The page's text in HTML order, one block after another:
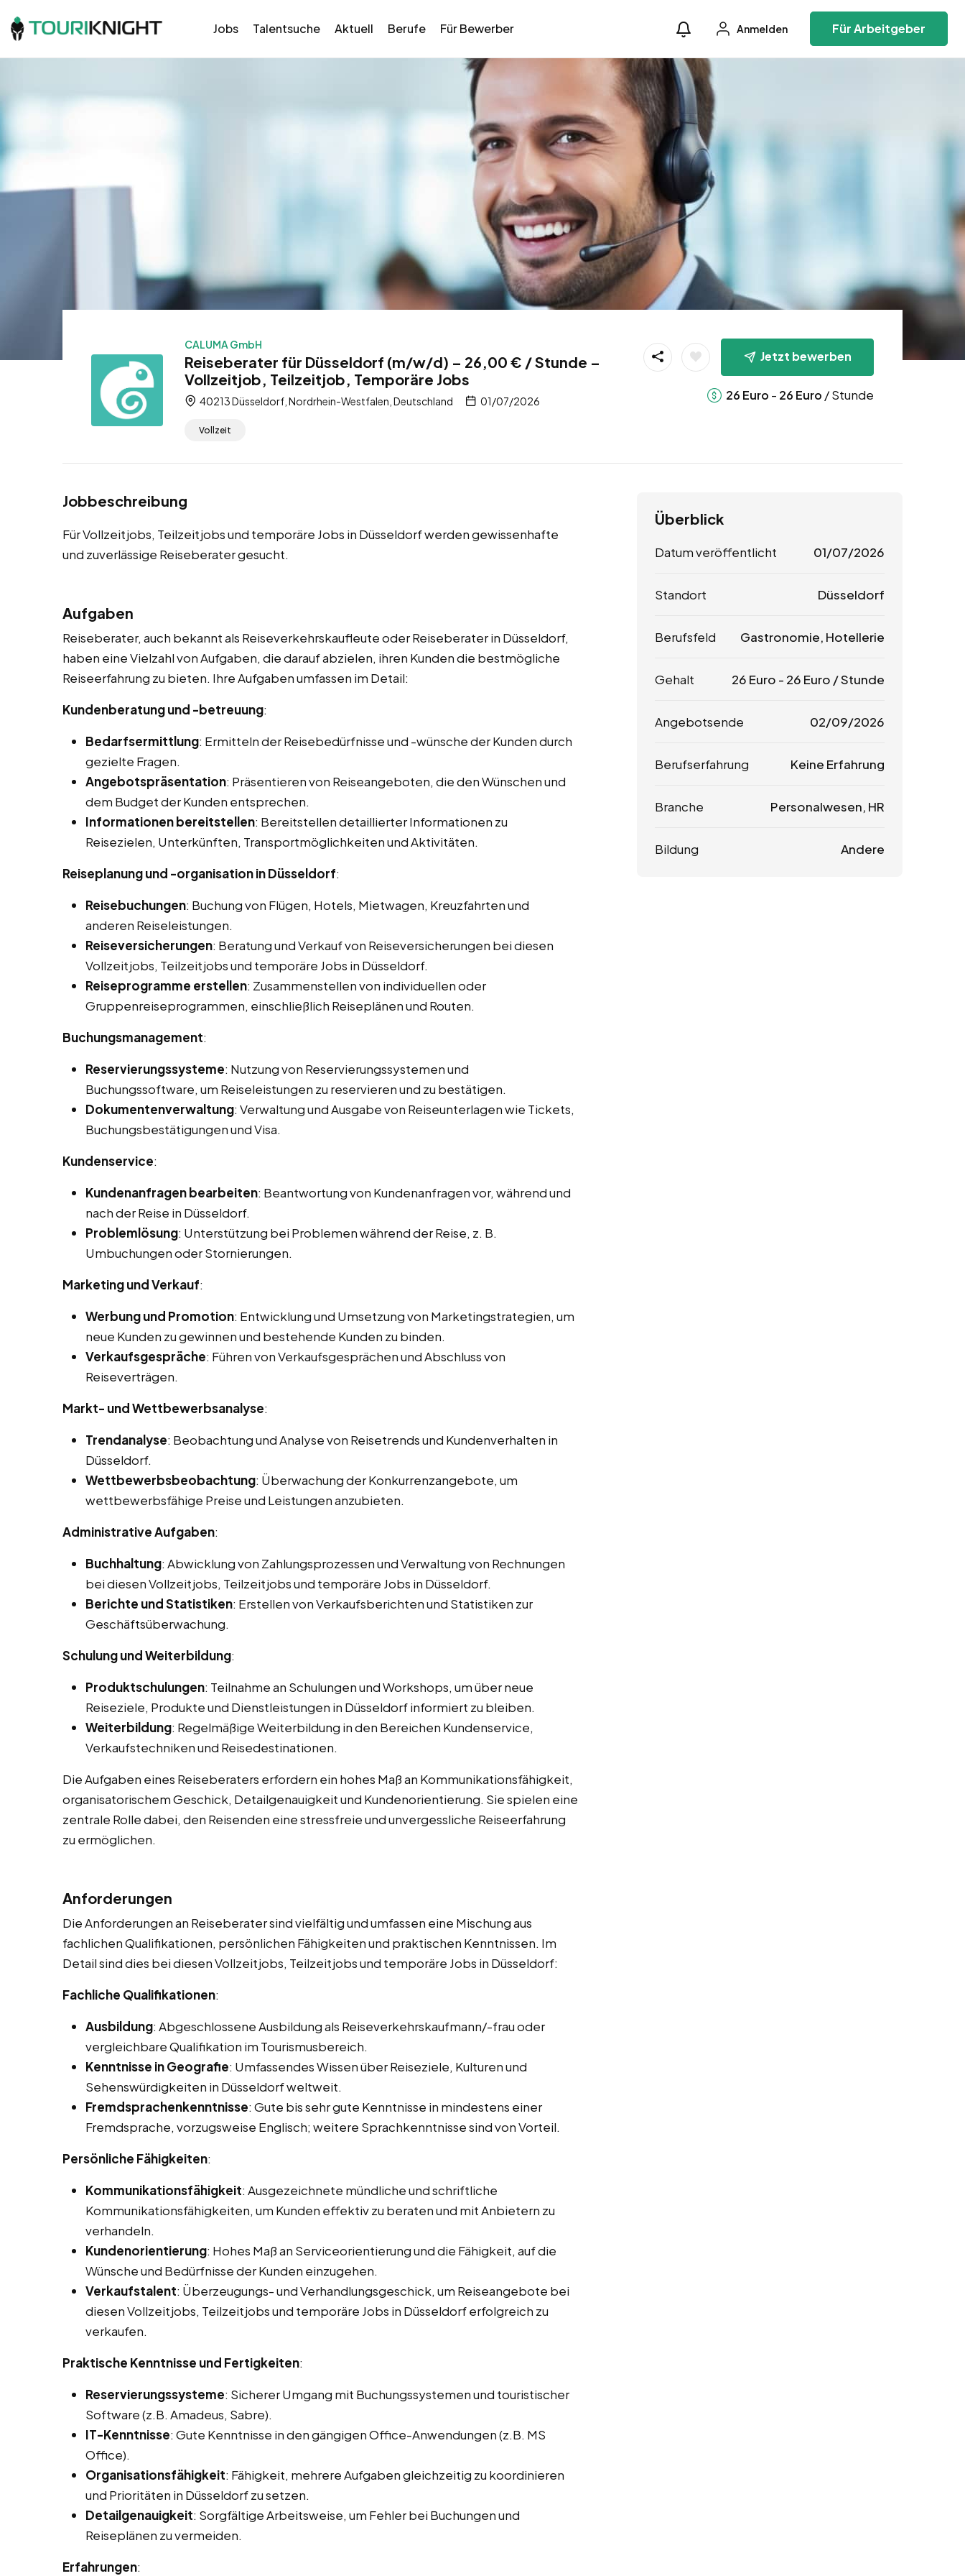
Jobs Talentsuche Aktuell Berufe Für Bewerber Anmelden Für Arbeitgeber
CALUMA GmbH
Reiseberater für Düsseldorf (m/w/d) – 26,00 € / Stunde –
Vollzeitjob, Teilzeitjob, Temporäre Jobs
40213 Düsseldorf, Nordrhein-Westfalen, Deutschland 01/07/2026
Vollzeit
Jetzt bewerben
26 Euro - 26 Euro / Stunde
Jobbeschreibung
Für Vollzeitjobs, Teilzeitjobs und temporäre Jobs in Düsseldorf werden gewissenhafte
und zuverlässige Reiseberater gesucht.
Aufgaben
Reiseberater, auch bekannt als Reiseverkehrskaufleute oder Reiseberater in Düsseldorf,
haben eine Vielzahl von Aufgaben, die darauf abzielen, ihren Kunden die bestmögliche
Reiseerfahrung zu bieten. Ihre Aufgaben umfassen im Detail:
Kundenberatung und -betreuung:
Bedarfsermittlung: Ermitteln der Reisebedürfnisse und -wünsche der Kunden durch
gezielte Fragen.
Angebotspräsentation: Präsentieren von Reiseangeboten, die den Wünschen und
dem Budget der Kunden entsprechen.
Informationen bereitstellen: Bereitstellen detaillierter Informationen zu
Reisezielen, Unterkünften, Transportmöglichkeiten und Aktivitäten.
Reiseplanung und -organisation in Düsseldorf:
Reisebuchungen: Buchung von Flügen, Hotels, Mietwagen, Kreuzfahrten und
anderen Reiseleistungen.
Reiseversicherungen: Beratung und Verkauf von Reiseversicherungen bei diesen
Vollzeitjobs, Teilzeitjobs und temporäre Jobs in Düsseldorf.
Reiseprogramme erstellen: Zusammenstellen von individuellen oder
Gruppenreiseprogrammen, einschließlich Reiseplänen und Routen.
Buchungsmanagement:
Reservierungssysteme: Nutzung von Reservierungssystemen und
Buchungssoftware, um Reiseleistungen zu reservieren und zu bestätigen.
Dokumentenverwaltung: Verwaltung und Ausgabe von Reiseunterlagen wie Tickets,
Buchungsbestätigungen und Visa.
Kundenservice:
Kundenanfragen bearbeiten: Beantwortung von Kundenanfragen vor, während und
nach der Reise in Düsseldorf.
Problemlösung: Unterstützung bei Problemen während der Reise, z. B.
Umbuchungen oder Stornierungen.
Marketing und Verkauf:
Werbung und Promotion: Entwicklung und Umsetzung von Marketingstrategien, um
neue Kunden zu gewinnen und bestehende Kunden zu binden.
Verkaufsgespräche: Führen von Verkaufsgesprächen und Abschluss von
Reiseverträgen.
Markt- und Wettbewerbsanalyse:
Trendanalyse: Beobachtung und Analyse von Reisetrends und Kundenverhalten in
Düsseldorf.
Wettbewerbsbeobachtung: Überwachung der Konkurrenzangebote, um
wettbewerbsfähige Preise und Leistungen anzubieten.
Administrative Aufgaben:
Buchhaltung: Abwicklung von Zahlungsprozessen und Verwaltung von Rechnungen
bei diesen Vollzeitjobs, Teilzeitjobs und temporäre Jobs in Düsseldorf.
Berichte und Statistiken: Erstellen von Verkaufsberichten und Statistiken zur
Geschäftsüberwachung.
Schulung und Weiterbildung:
Produktschulungen: Teilnahme an Schulungen und Workshops, um über neue
Reiseziele, Produkte und Dienstleistungen in Düsseldorf informiert zu bleiben.
Weiterbildung: Regelmäßige Weiterbildung in den Bereichen Kundenservice,
Verkaufstechniken und Reisedestinationen.
Die Aufgaben eines Reiseberaters erfordern ein hohes Maß an Kommunikationsfähigkeit,
organisatorischem Geschick, Detailgenauigkeit und Kundenorientierung. Sie spielen eine
zentrale Rolle dabei, den Reisenden eine stressfreie und unvergessliche Reiseerfahrung
zu ermöglichen.
Anforderungen
Die Anforderungen an Reiseberater sind vielfältig und umfassen eine Mischung aus
fachlichen Qualifikationen, persönlichen Fähigkeiten und praktischen Kenntnissen. Im
Detail sind dies bei diesen Vollzeitjobs, Teilzeitjobs und temporäre Jobs in Düsseldorf:
Fachliche Qualifikationen:
Ausbildung: Abgeschlossene Ausbildung als Reiseverkehrskaufmann/-frau oder
vergleichbare Qualifikation im Tourismusbereich.
Kenntnisse in Geografie: Umfassendes Wissen über Reiseziele, Kulturen und
Sehenswürdigkeiten in Düsseldorf weltweit.
Fremdsprachenkenntnisse: Gute bis sehr gute Kenntnisse in mindestens einer
Fremdsprache, vorzugsweise Englisch; weitere Sprachkenntnisse sind von Vorteil.
Persönliche Fähigkeiten:
Kommunikationsfähigkeit: Ausgezeichnete mündliche und schriftliche
Kommunikationsfähigkeiten, um Kunden effektiv zu beraten und mit Anbietern zu
verhandeln.
Kundenorientierung: Hohes Maß an Serviceorientierung und die Fähigkeit, auf die
Wünsche und Bedürfnisse der Kunden einzugehen.
Verkaufstalent: Überzeugungs- und Verhandlungsgeschick, um Reiseangebote bei
diesen Vollzeitjobs, Teilzeitjobs und temporäre Jobs in Düsseldorf erfolgreich zu
verkaufen.
Praktische Kenntnisse und Fertigkeiten:
Reservierungssysteme: Sicherer Umgang mit Buchungssystemen und touristischer
Software (z.B. Amadeus, Sabre).
IT-Kenntnisse: Gute Kenntnisse in den gängigen Office-Anwendungen (z.B. MS
Office).
Organisationsfähigkeit: Fähigkeit, mehrere Aufgaben gleichzeitig zu koordinieren
und Prioritäten in Düsseldorf zu setzen.
Detailgenauigkeit: Sorgfältige Arbeitsweise, um Fehler bei Buchungen und
Reiseplänen zu vermeiden.
Erfahrungen:
Überblick
Datum veröffentlicht 01/07/2026
Standort Düsseldorf
Berufsfeld Gastronomie, Hotellerie
Gehalt 26 Euro - 26 Euro / Stunde
Angebotsende 02/09/2026
Berufserfahrung Keine Erfahrung
Branche Personalwesen, HR
Bildung Andere